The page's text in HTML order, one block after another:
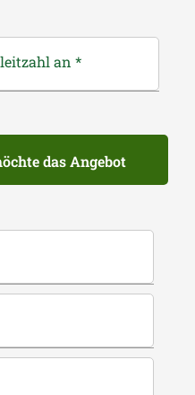
an *
das Angebot